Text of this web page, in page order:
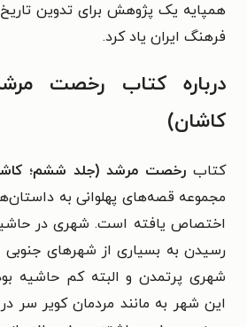
‌همپایه یک پژوهش برای تدوین
فرهنگ ایران یاد کرد.
درباره کتاب رخصت
کاشان)
کتاب رخصت مرشد (جلد ششم؛
مجموعه قصه‌های پهلوانی به
اختصاص یافته است. شهری در
رسیدن به بسیاری از شهرهای جنوبی
شهری پرتمدن و البته کم حاشیه
این شهر به مانند مردمان کویر سر